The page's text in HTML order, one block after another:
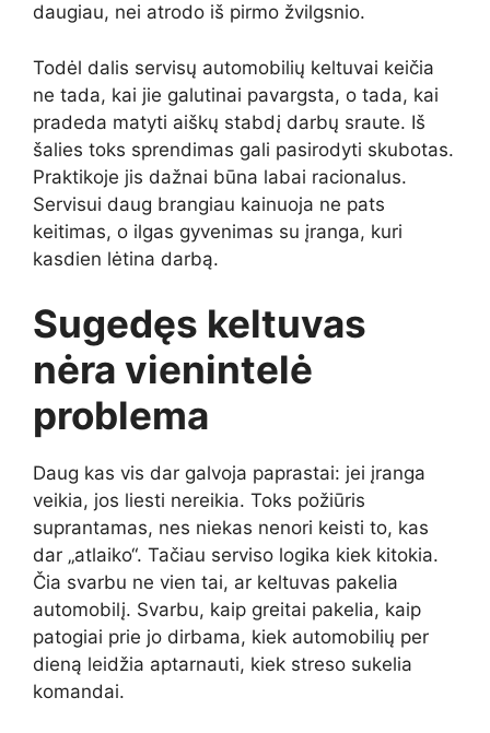
daugiau, nei atrodo iš pirmo žvilgsnio.
Todėl dalis servisų automobilių keltuvai keičia
ne tada, kai jie galutinai pavargsta, o tada, kai
pradeda matyti aiškų stabdį darbų sraute. Iš
šalies toks sprendimas gali pasirodyti skubotas.
Praktikoje jis dažnai būna labai racionalus.
Servisui daug brangiau kainuoja ne pats
keitimas, o ilgas gyvenimas su įranga, kuri
kasdien lėtina darbą.
Sugedęs keltuvas
nėra vienintelė
problema
Daug kas vis dar galvoja paprastai: jei įranga
veikia, jos liesti nereikia. Toks požiūris
suprantamas, nes niekas nenori keisti to, kas
dar „atlaiko“. Tačiau serviso logika kiek kitokia.
Čia svarbu ne vien tai, ar keltuvas pakelia
automobilį. Svarbu, kaip greitai pakelia, kaip
patogiai prie jo dirbama, kiek automobilių per
dieną leidžia aptarnauti, kiek streso sukelia
komandai.